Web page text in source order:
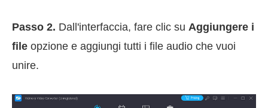
Passo 2. Dall'interfaccia, fare clic su Aggiungere i
file opzione e aggiungi tutti i file audio che vuoi
unire.